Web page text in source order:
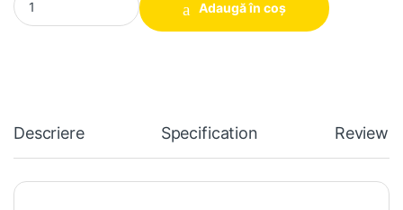
Adaugă în coș
Descriere Specification Reviews